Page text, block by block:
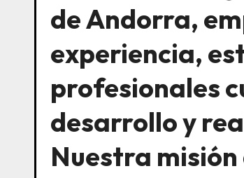
de Andorra,
experiencia,
profesionales
desarrollo y
Nuestra